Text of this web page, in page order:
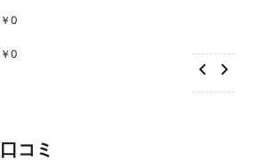
￥0
￥0
口コミ